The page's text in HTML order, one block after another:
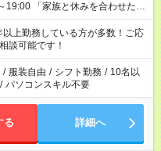
を合わせた
がしたい」 「できれば残業はし
いね。 ※Wワーク希望
る勤務時間と、もう1つのお仕事
超える場合は応募できません。
以上勤務している方が多数！ご応
談可能です！
/ 服装自由 / シフト勤務 / 10名以
/ パソコンスキル不要
る 詳細へ